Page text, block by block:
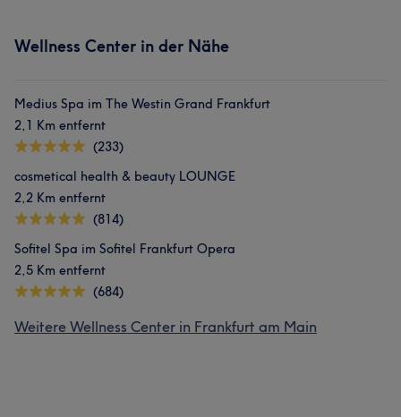
Wellness Center in der Nähe
Medius Spa im The Westin Grand Frankfurt
2,1 Km entfernt
(233)
cosmetical health & beauty LOUNGE
2,2 Km entfernt
(814)
Sofitel Spa im Sofitel Frankfurt Opera
2,5 Km entfernt
(684)
Weitere Wellness Center in Frankfurt am Main